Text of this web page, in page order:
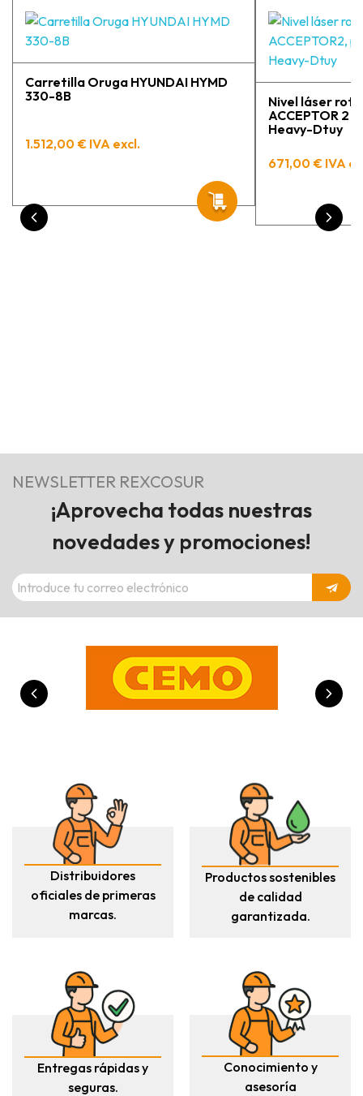
Carretilla Oruga HYUNDAI HYMD
330-8B
1.512,00 € IVA excl.
Nivel láser
ACCEPTOR 2
Heavy-Dtuy
671,00 € IVA
NEWSLETTER REXCOSUR
¡Aprovecha todas nuestras
novedades y promociones!
Distribuidores
oficiales de primeras
marcas.
Productos sostenibles
de calidad
garantizada.
Entregas rápidas y
seguras.
Conocimiento y
asesoría